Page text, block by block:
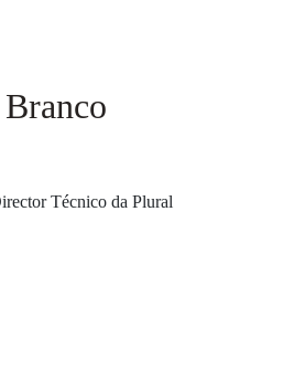
Técnico da Plural